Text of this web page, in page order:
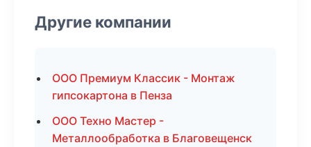
Другие компании
ООО Премиум Классик - Монтаж
гипсокартона в Пенза
ООО Техно Мастер -
Металлообработка в Благовещенск